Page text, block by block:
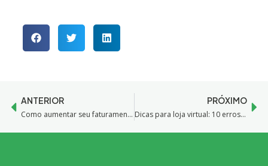
ANTERIOR
Como aumentar seu faturamento no dia dos namorados
PRÓXIMO
Dicas para loja virtual: 10 erros para não cometer no seu e-commerce